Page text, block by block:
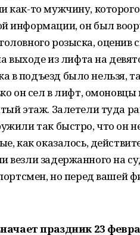
как-то мужчину,
информации, он был
розыска,
выходе из лифта на
в подъезд было нельзя,
он сел в лифт,
этаж. Залетели туда
так быстро, что он
как оказалось,
везли задержанного на
но перед вашей
праздник 23